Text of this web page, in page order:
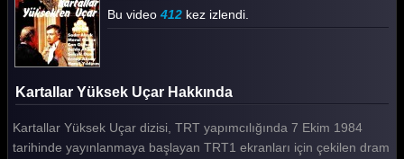
Kartallar Yüksek Uçar 2. Bölüm
Kartallar Yüksek Uçar 1. Bölüm
Tüm Bölümleri Göster
Bu video 412 kez izlendi.
Kartallar Yüksek Uçar Hakkında
Kartallar Yüksek Uçar dizisi, TRT yapımcılığında 7 Ekim 1984
tarihinde yayınlanmaya başlayan TRT1 ekranları için çekilen dram